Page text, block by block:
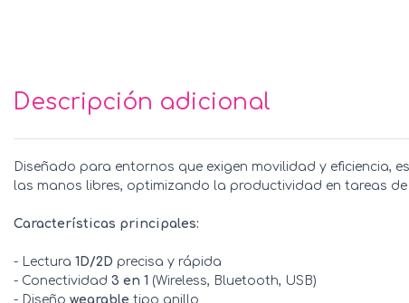
Descripción adicional
Diseñado para entornos que exigen movilidad y eficiencia,
las manos libres, optimizando la productividad en tareas
Características principales:
- Lectura 1D/2D precisa y rápida
- Conectividad 3 en 1 (Wireless, Bluetooth, USB)
- Diseño wearable tipo anillo